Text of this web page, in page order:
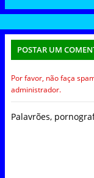
POSTAR UM
Por favor, não faça
administrador.
Palavrões,